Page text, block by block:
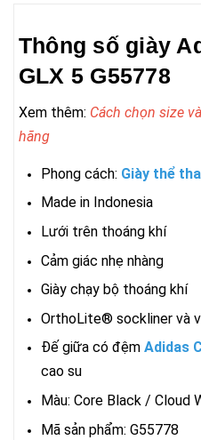
Thông số giày
GLX 5 G55778
Xem thêm: Cách chọn size
hãng
Phong cách: Giày thể
Made in Indonesia
Lưới trên thoáng khí
Cảm giác nhẹ nhàng
Giày chạy bộ thoáng khí
OrthoLite® sockliner và
Đế giữa có đệm Adidas
cao su
Màu: Core Black / Cloud
Mã sản phẩm: G55778